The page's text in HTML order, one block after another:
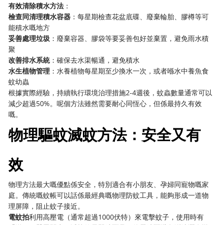
有效清除積水方法 ：
檢查同清理積水容器 ：每星期檢查花盆底碟、廢棄輪胎、膠樽等可
能積水嘅地方
妥善處理垃圾 ：廢棄容器、膠袋等要妥善包好並棄置，避免雨水積
聚
改善排水系統：確保去水渠暢通，避免積水
水生植物管理 ：水養植物每星期至少換水一次，或者喺水中養魚食
蚊幼蟲
根據實際經驗，持續執行環境治理措施2-4週後，蚊蟲數量通常可以
減少超過50%。呢個方法雖然需要耐心同恆心，但係最持久有效
嘅。
物理驅蚊滅蚊方法：安全又有
效
物理方法最大嘅優點係安全，特別適合有小朋友、孕婦同寵物嘅家
庭。傳統嘅蚊帳可以話係最經典嘅物理防蚊工具，能夠形成一道物
理屏障，阻止蚊子接近。
電蚊拍利用高壓電（通常超過1000伏特）來電擊蚊子，使用時有